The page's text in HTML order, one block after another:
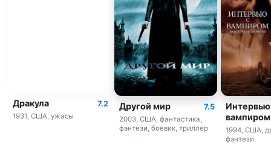
7.2
Дракула
1931, США, ужасы
7.5
Другой мир
2003, США, фантастика,
фэнтези, боевик, триллер
Интервью
вампиром
1994, США,
фэнтези